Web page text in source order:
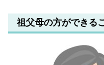
祖父母の方ができる